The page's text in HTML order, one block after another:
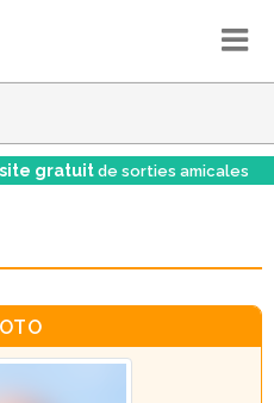
site gratuit de sorties amicales